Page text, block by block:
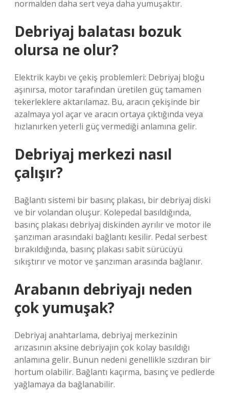
normalden daha sert veya daha yumuşaktır.
Debriyaj balatası bozuk
olursa ne olur?
Elektrik kaybı ve çekiş problemleri: Debriyaj bloğu
aşınırsa, motor tarafından üretilen güç tamamen
tekerleklere aktarılamaz. Bu, aracın çekişinde bir
azalmaya yol açar ve aracın ortaya çıktığında veya
hızlanırken yeterli güç vermediği anlamına gelir.
Debriyaj merkezi nasıl
çalışır?
Bağlantı sistemi bir basınç plakası, bir debriyaj diski
ve bir volandan oluşur. Kolepedal basıldığında,
basınç plakası debriyaj diskinden ayrılır ve motor ile
şanzıman arasındaki bağlantı kesilir. Pedal serbest
bırakıldığında, basınç plakası sabit sürücüyü
sıkıştırır ve motor ve şanzıman arasında bağlanır.
Arabanın debriyajı neden
çok yumuşak?
Debriyaj anahtarlama, debriyaj merkezinin
arızasının aksine debriyajın çok kolay basıldığı
anlamına gelir. Bunun nedeni genellikle sızdıran bir
hortum olabilir. Bağlantı kaçırma, basınç ve pedlerde
yağlamaya da bağlanabilir.